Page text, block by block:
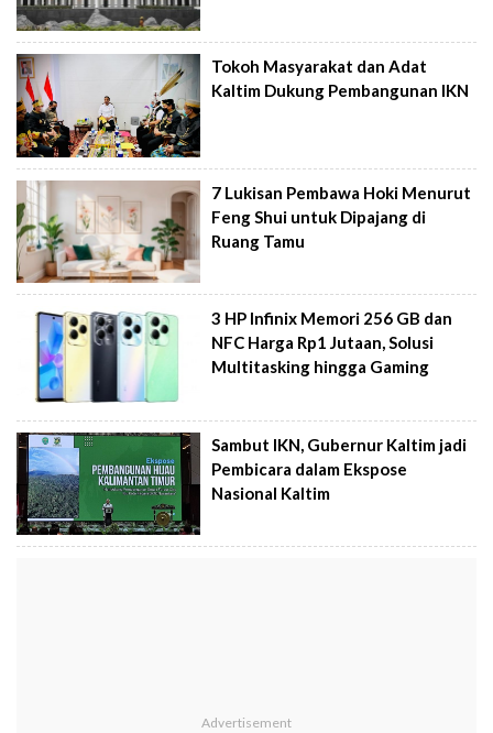
Tokoh Masyarakat dan Adat
Kaltim Dukung Pembangunan IKN
7 Lukisan Pembawa Hoki Menurut
Feng Shui untuk Dipajang di
Ruang Tamu
3 HP Infinix Memori 256 GB dan
NFC Harga Rp1 Jutaan, Solusi
Multitasking hingga Gaming
Sambut IKN, Gubernur Kaltim jadi
Pembicara dalam Ekspose
Nasional Kaltim